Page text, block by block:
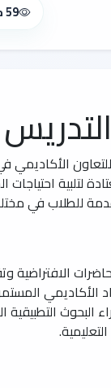
59 مشاهدة
لتلبية
للطلاب في
الافتراضية
الأكاديمي